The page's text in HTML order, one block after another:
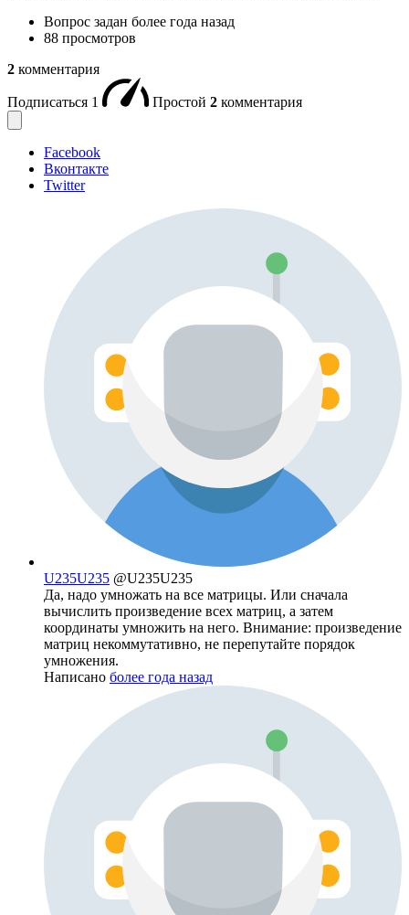
Вопрос задан более года назад
88 просмотров
2 комментария
Подписаться 1 Простой 2 комментария
Facebook
Вконтакте
Twitter
U235U235 @U235U235
Да, надо умножать на все матрицы. Или сначала
вычислить произведение всех матриц, а затем
координаты умножить на него. Внимание: произведение
матриц некоммутативно, не перепутайте порядок
умножения.
Написано более года назад